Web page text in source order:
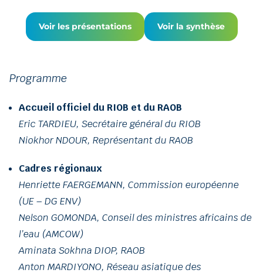
Voir les présentations Voir la synthèse
Programme
Accueil officiel du RIOB et du RAOB
Eric TARDIEU, Secrétaire général du RIOB
Niokhor NDOUR, Représentant du RAOB
Cadres régionaux
Henriette FAERGEMANN, Commission européenne
(UE – DG ENV)
Nelson GOMONDA, Conseil des ministres africains de
l’eau (AMCOW)
Aminata Sokhna DIOP, RAOB
Anton MARDIYONO, Réseau asiatique des